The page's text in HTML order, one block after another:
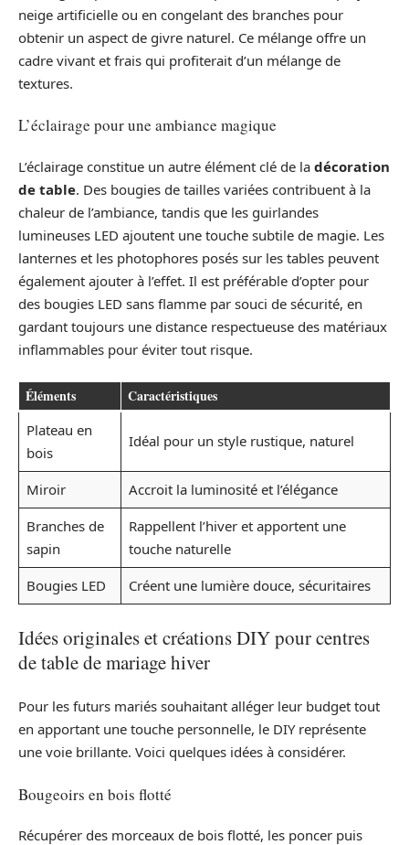
neige artificielle ou en congelant des branches pour
obtenir un aspect de givre naturel. Ce mélange offre un
cadre vivant et frais qui profiterait d’un mélange de
textures.
L’éclairage pour une ambiance magique
L’éclairage constitue un autre élément clé de la décoration
de table. Des bougies de tailles variées contribuent à la
chaleur de l’ambiance, tandis que les guirlandes
lumineuses LED ajoutent une touche subtile de magie. Les
lanternes et les photophores posés sur les tables peuvent
également ajouter à l’effet. Il est préférable d’opter pour
des bougies LED sans flamme par souci de sécurité, en
gardant toujours une distance respectueuse des matériaux
inflammables pour éviter tout risque.
Éléments Caractéristiques
Plateau en
bois
Idéal pour un style rustique, naturel
Miroir
Accroit la luminosité et l’élégance
Branches de
sapin
Rappellent l’hiver et apportent une
touche naturelle
Bougies LED
Créent une lumière douce, sécuritaires
Idées originales et créations DIY pour centres
de table de mariage hiver
Pour les futurs mariés souhaitant alléger leur budget tout
en apportant une touche personnelle, le DIY représente
une voie brillante. Voici quelques idées à considérer.
Bougeoirs en bois flotté
Récupérer des morceaux de bois flotté, les poncer puis